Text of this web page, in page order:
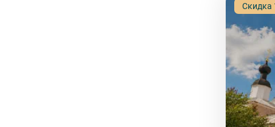
Скидка